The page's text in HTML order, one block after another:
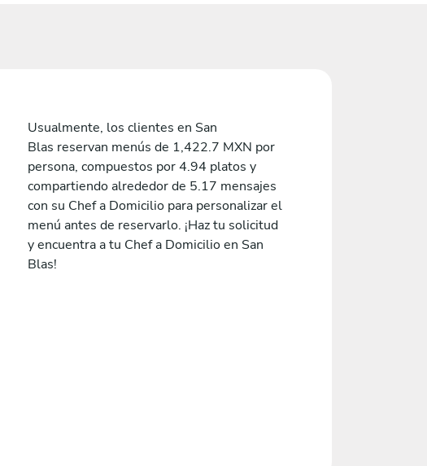
Usualmente, los clientes en San
Blas reservan menús de 1,422.7 MXN por
persona, compuestos por 4.94 platos y
compartiendo alrededor de 5.17 mensajes
con su Chef a Domicilio para personalizar el
menú antes de reservarlo. ¡Haz tu solicitud
y encuentra a tu Chef a Domicilio en San
Blas!